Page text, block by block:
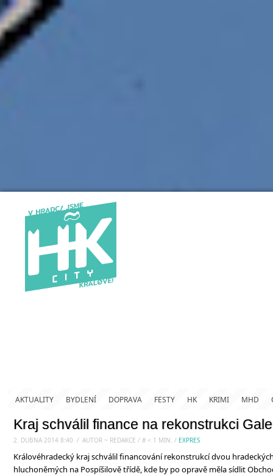
AKTUALITY BYDLENÍ DOPRAVA FESTY HK KRIMI MHD
Kraj schválil finance na rekonstrukci
2. DUBNA 2014 8:40 / AUTOR ~ REDAKCE / # < 1 MIN. / EXPRES
Královéhradecký kraj schválil financování rekonstrukcí dvou
hluchoněmých na Pospíšilově třídě, kde by po opravě měla sídlit